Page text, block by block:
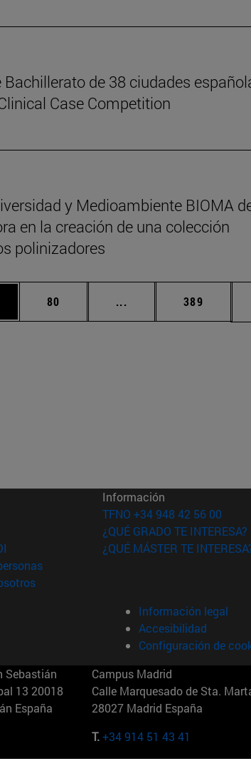
de 38 ciudades
Case Competition
y Medioambiente BIOMA
en la creación de una colección
polinizadores
para desplazarse.
Página
80 ... Páginas intermedias
Página
389
en nueva ventana)
en nueva ventana)
(abre en nueva ventana)
(abre en nueva ventana)
(abre en nueva ventana)
Información
TFNO +34 948 42 56 00
¿QUÉ GRADO TE INTERESA?
¿QUÉ MÁSTER TE
Información legal
Accesibilidad
Configuración de
Sebastián
13 20018
España
Campus Madrid
Calle Marquesado de Sta.
28027 Madrid España
T.+34 914 51 43 41